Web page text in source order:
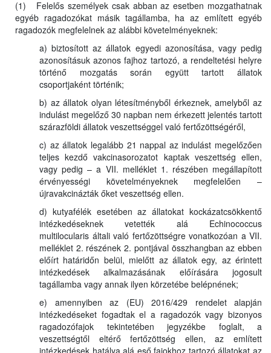
(1) Felelős személyek csak abban az esetben mozgathatnak
egyéb ragadozókat másik tagállamba, ha az említett egyéb
ragadozók megfelelnek az alábbi követelményeknek:
a) biztosított az állatok egyedi azonosítása, vagy pedig
azonosításuk azonos fajhoz tartozó, a rendeltetési helyre
történő mozgatás során együtt tartott állatok
csoportjaként történik;
b) az állatok olyan létesítményből érkeznek, amelyből az
indulást megelőző 30 napban nem érkezett jelentés tartott
szárazföldi állatok veszettséggel való fertőzöttségéről,
c) az állatok legalább 21 nappal az indulást megelőzően
teljes kezdő vakcinasorozatot kaptak veszettség ellen,
vagy pedig – a VII. melléklet 1. részében megállapított
érvényességi követelményeknek megfelelően –
újravakcinázták őket veszettség ellen.
d) kutyafélék esetében az állatokat kockázatcsökkentő
intézkedéseknek vetették alá Echinococcus
multilocularis általi való fertőzöttségre vonatkozóan a VII.
melléklet 2. részének 2. pontjával összhangban az ebben
előírt határidőn belül, mielőtt az állatok egy, az érintett
intézkedések alkalmazásának előírására jogosult
tagállamba vagy annak ilyen körzetébe belépnének;
e) amennyiben az (EU) 2016/429 rendelet alapján
intézkedéseket fogadtak el a ragadozók vagy bizonyos
ragadozófajok tekintetében jegyzékbe foglalt, a
veszettségtől eltérő fertőzöttség ellen, az említett